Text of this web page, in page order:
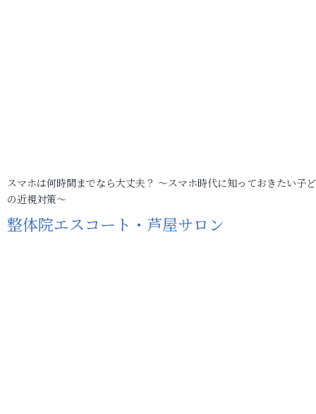
スマホは何時間までなら大丈夫？ ～スマホ時代に知っておきたい子
の近視対策～
整体院エスコート・芦屋サロン